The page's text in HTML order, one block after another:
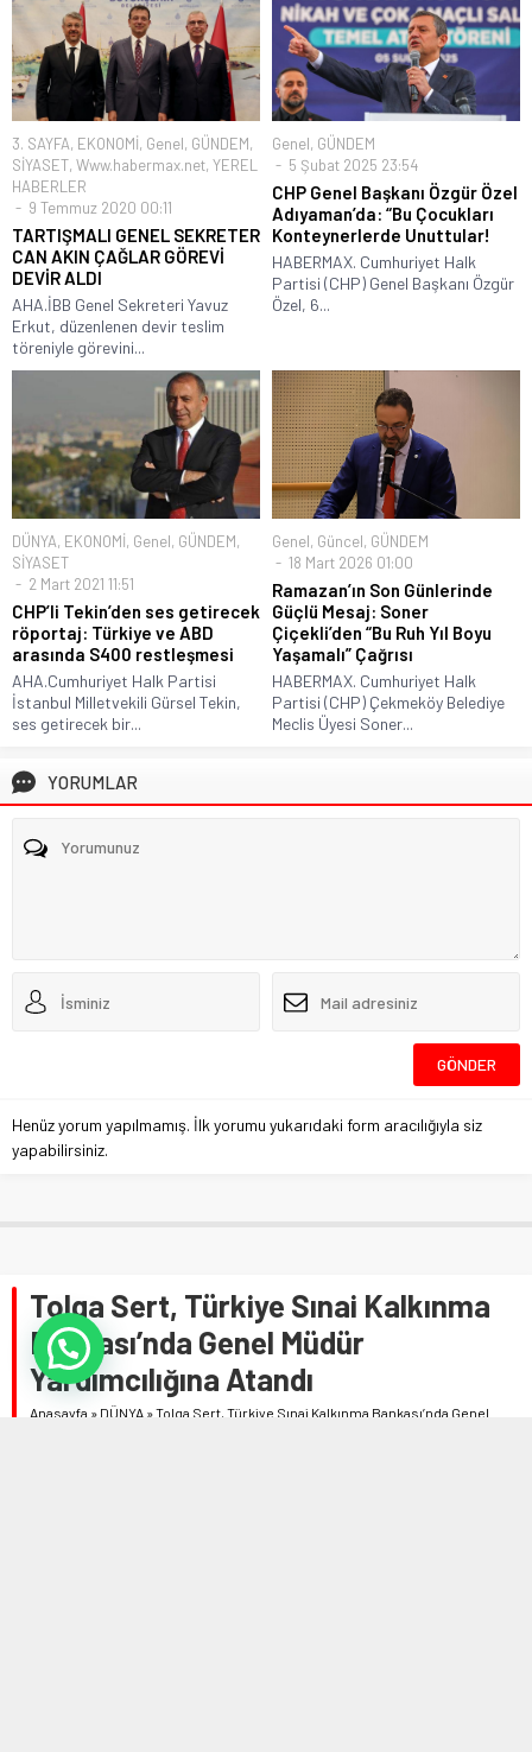
3. SAYFA, EKONOMİ, Genel, GÜNDEM,
SİYASET, Www.habermax.net, YEREL
HABERLER
9 Temmuz 2020 00:11
TARTIŞMALI GENEL SEKRETER
CAN AKIN ÇAĞLAR GÖREVİ
DEVİR ALDI
AHA.İBB Genel Sekreteri Yavuz
Erkut, düzenlenen devir teslim
töreniyle görevini...
Genel, GÜNDEM
5 Şubat 2025 23:54
CHP Genel Başkanı Özgür Özel
Adıyaman’da: “Bu Çocukları
Konteynerlerde Unuttular!
HABERMAX. Cumhuriyet Halk
Partisi (CHP) Genel Başkanı Özgür
Özel, 6...
DÜNYA, EKONOMİ, Genel, GÜNDEM,
SİYASET
2 Mart 2021 11:51
CHP’li Tekin’den ses getirecek
röportaj: Türkiye ve ABD
arasında S400 restleşmesi
AHA.Cumhuriyet Halk Partisi
İstanbul Milletvekili Gürsel Tekin,
ses getirecek bir...
Genel, Güncel, GÜNDEM
18 Mart 2026 01:00
Ramazan’ın Son Günlerinde
Güçlü Mesaj: Soner
Çiçekli’den “Bu Ruh Yıl Boyu
Yaşamalı” Çağrısı
HABERMAX. Cumhuriyet Halk
Partisi (CHP) Çekmeköy Belediye
Meclis Üyesi Soner...
YORUMLAR
Henüz yorum yapılmamış. İlk yorumu yukarıdaki form aracılığıyla siz
yapabilirsiniz.
Tolga Sert, Türkiye Sınai Kalkınma
Bankası’nda Genel Müdür
Yardımcılığına Atandı
Anasayfa » DÜNYA »Tolga Sert, Türkiye Sınai Kalkınma Bankası’nda Genel